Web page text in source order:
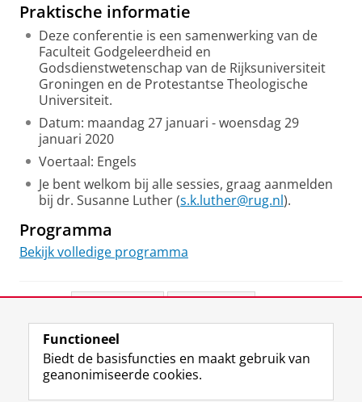
Praktische informatie
Deze conferentie is een samenwerking van de
Faculteit Godgeleerdheid en
Godsdienstwetenschap van de Rijksuniversiteit
Groningen en de Protestantse Theologische
Universiteit.
Datum: maandag 27 januari - woensdag 29
januari 2020
Voertaal: Engels
Je bent welkom bij alle sessies, graag aanmelden
bij dr. Susanne Luther (s.k.luther@rug.nl).
Programma
Bekijk volledige programma
View this page in:English
Functioneel
Biedt de basisfuncties en maakt gebruik van
geanonimiseerde cookies.